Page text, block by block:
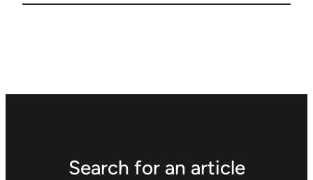
Search for an article